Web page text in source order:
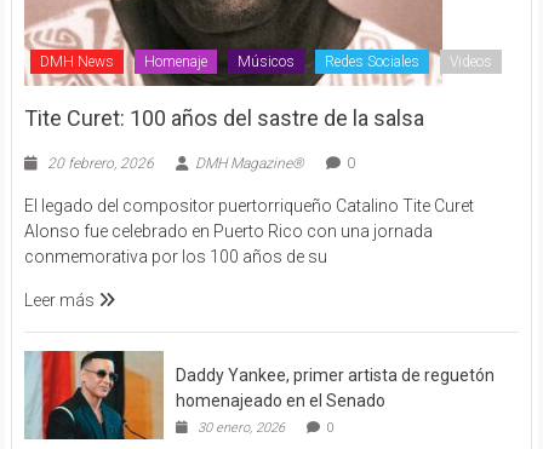
DMH News Homenaje Músicos Redes Sociales Videos
Tite Curet: 100 años del sastre de la salsa
20 febrero, 2026 DMH Magazine® 0
El legado del compositor puertorriqueño Catalino Tite Curet
Alonso fue celebrado en Puerto Rico con una jornada
conmemorativa por los 100 años de su
Leer más
Daddy Yankee, primer artista de reguetón
homenajeado en el Senado
30 enero, 2026 0